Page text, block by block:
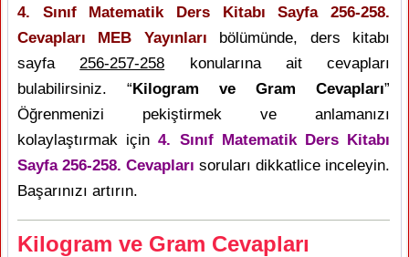
4. Sınıf Matematik Ders Kitabı Sayfa 256-258.
Cevapları MEB Yayınları bölümünde, ders kitabı
sayfa256-257-258 konularına ait cevapları
bulabilirsiniz. “Kilogram ve Gram Cevapları”
Öğrenmenizi pekiştirmek ve anlamanızı
kolaylaştırmak için4. Sınıf Matematik Ders Kitabı
Sayfa 256-258. Cevapları soruları dikkatlice inceleyin.
Başarınızı artırın.
Kilogram ve Gram Cevapları